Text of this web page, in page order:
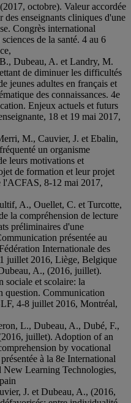
octobre). Valeur accordée
des enseignants cliniques d'une
Congrès international
de la santé. 4 au 6
Dubeau, A. et Landry, M.
de diminuer les difficultés
jeunes adultes en français et
des connaissances. 4e
Enjeux actuels et futurs
18 et 19 mai 2017,
M., Cauvier, J. et Ebalin,
un organisme
leurs motivations et
de formation et leur projet
l'ACFAS, 8-12 mai 2017,
A., Ouellet, C. et Turcotte,
la compréhension de lecture
préliminaires d'une
présentée au
Internationale des
juillet 2016, Liège, Belgique
A., (2016, juillet).
sociale et scolaire: la
question. Communication
4-8 juillet 2016, Montréal,
L., Dubeau, A., Dubé, F.,
juillet). Adoption of an
by vocational
à la 8e International
New Learning Technologies,
J. et Dubeau, A., (2016,